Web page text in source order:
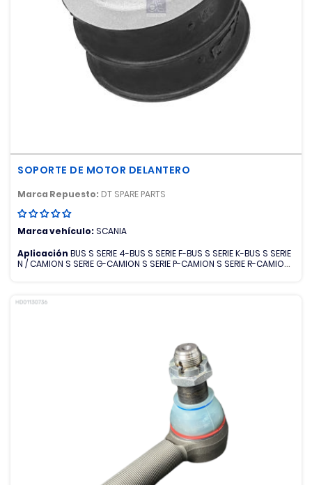
SOPORTE DE MOTOR DELANTERO
Marca Repuesto: DT SPARE PARTS
Marca vehículo:SCANIA
Aplicación BUS S SERIE 4-BUS S SERIE F-BUS S SERIE K-BUS S SERIE
N / CAMION S SERIE G-CAMION S SERIE P-CAMION S SERIE R-CAMION